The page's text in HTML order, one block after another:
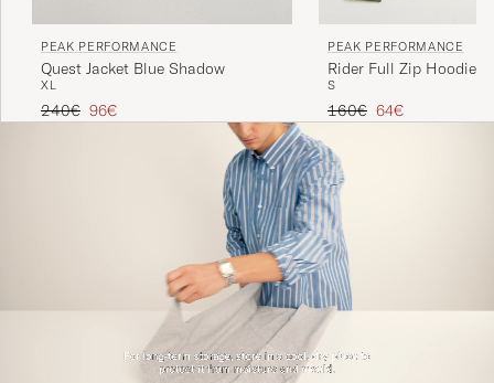
PEAK PERFORMANCE
Quest Jacket Blue Shadow
XL
Regulärer Preis
240€ Reduzierter Preis
96€
PEAK PERFORMANCE
Rider Full Zip Hoodie
S
Regulärer Preis
160€ Reduzierter Preis
64€